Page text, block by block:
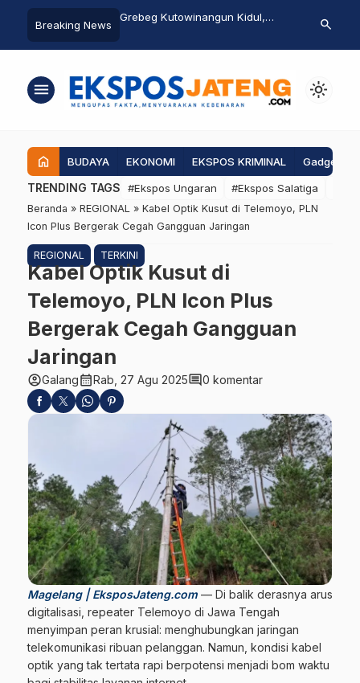
Breaking News
Rob di
Pembangunan
Grebeg Kutowinangun Kidul,
Penghormatan Sejarah di Salatiga
Dikaji
Warga: Jika
search
menu light_mode
home BUDAYA EKONOMI EKSPOS KRIMINAL Gadgets
TRENDING TAGS #Ekspos Ungaran #Ekspos Salatiga
Beranda » REGIONAL » Kabel Optik Kusut di Telemoyo, PLN
Icon Plus Bergerak Cegah Gangguan Jaringan
REGIONAL TERKINI
Kabel Optik Kusut di
Telemoyo, PLN Icon Plus
Bergerak Cegah Gangguan
Jaringan
account_circleGalangcalendar_monthRab, 27 Agu 2025comment0 komentar
Magelang | EksposJateng.com — Di balik derasnya arus
digitalisasi, repeater Telemoyo di Jawa Tengah
menyimpan peran krusial: menghubungkan jaringan
telekomunikasi ribuan pelanggan. Namun, kondisi kabel
optik yang tak tertata rapi berpotensi menjadi bom waktu